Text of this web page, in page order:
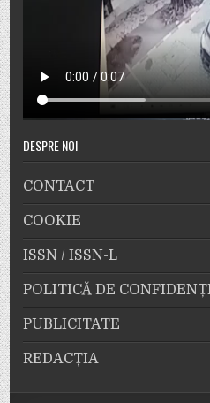
DESPRE NOI
CONTACT
COOKIE
ISSN / ISSN-L
POLITICĂ DE
PUBLICITATE
REDACȚIA